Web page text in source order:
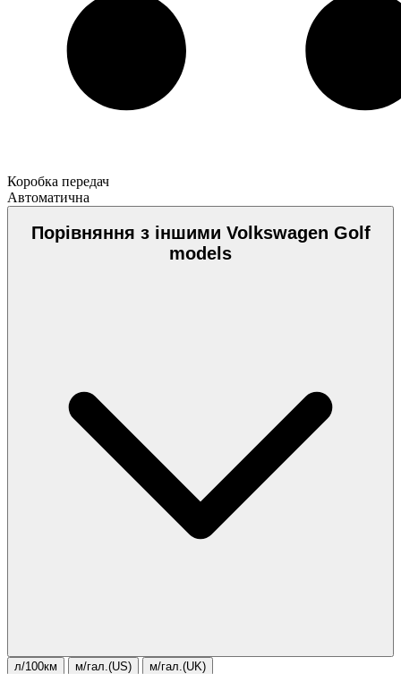
Коробка передач
Автоматична
Порівняння з іншими Volkswagen Golf
models
л/100км м/гал.(US) м/гал.(UK)